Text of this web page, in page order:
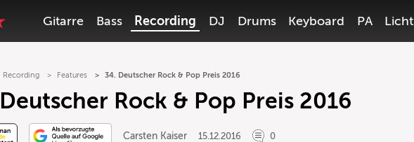
Gitarre Bass Recording DJ Drums Keyboard PA Licht
Recording Features 34. Deutscher Rock & Pop Preis 2016
Rock & Pop Preis 2016
Carsten Kaiser 15.12.2016 0